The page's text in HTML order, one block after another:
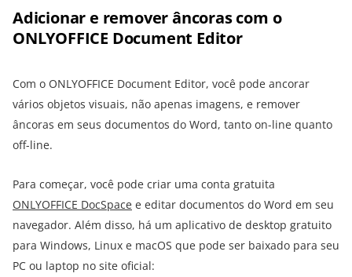
Adicionar e remover âncoras com o
ONLYOFFICE Document Editor
Com o ONLYOFFICE Document Editor, você pode ancorar
vários objetos visuais, não apenas imagens, e remover
âncoras em seus documentos do Word, tanto on-line quanto
off-line.
Para começar, você pode criar uma conta gratuita
ONLYOFFICE DocSpace e editar documentos do Word em seu
navegador. Além disso, há um aplicativo de desktop gratuito
para Windows, Linux e macOS que pode ser baixado para seu
PC ou laptop no site oficial: